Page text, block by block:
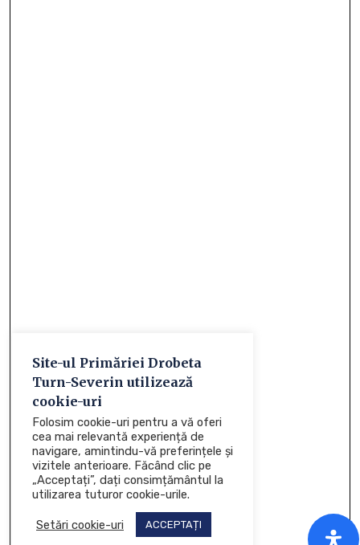
Site-ul Primăriei Drobeta
Turn-Severin utilizează
cookie-uri
Folosim cookie-uri pentru a vă oferi
cea mai relevantă experiență de
navigare, amintindu-vă preferințele și
vizitele anterioare. Făcând clic pe
„Acceptați”, dați consimțământul la
utilizarea tuturor cookie-urile.
Setări cookie-uri ACCEPTAȚI